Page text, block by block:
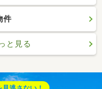
件
と見る